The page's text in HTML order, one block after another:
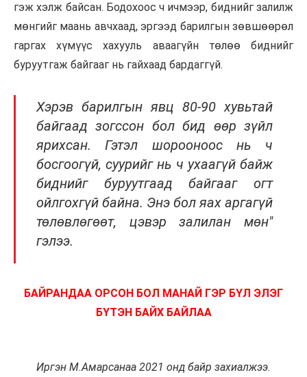
гэж хэлж байсан. Бодохоос ч ичмээр, биднийг залилж
мөнгийг маань авчхаад, эргээд барилгын зөвшөөрөл
гаргах хүмүүс хахууль аваагүйн төлөө биднийг
буруутгаж байгааг нь гайхаад бардаггүй.
Хэрэв барилгын явц 80-90 хувьтай
байгаад зогссон бол бид өөр зүйл
ярихсан. Гэтэл шорооноос нь ч
босгоогүй, суурийг нь ч ухаагүй байж
биднийг буруутгаад байгааг огт
ойлгохгүй байна. Энэ бол яах аргагүй
төлөвлөгөөт, цэвэр залилан мөн"
гэлээ.
БАЙРАНДАА ОРСОН БОЛ МАНАЙ ГЭР БҮЛ ЭЛЭГ
БҮТЭН БАЙХ БАЙЛАА
Иргэн М.Амарсанаа 2021 онд байр захиалжээ.